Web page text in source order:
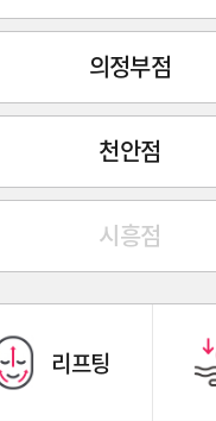
의정부점
천안점
시흥점
리프팅